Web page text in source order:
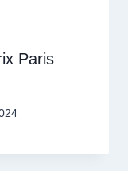
Paris